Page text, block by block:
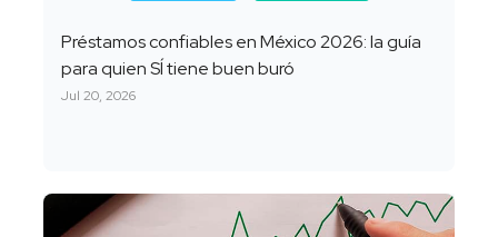
Préstamos confiables en México 2026: la guía
para quien SÍ tiene buen buró
Jul 20, 2026